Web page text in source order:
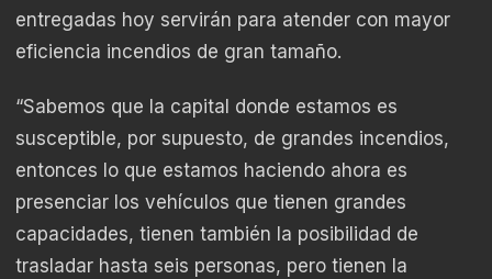
entregadas hoy servirán para atender con mayor
eficiencia incendios de gran tamaño.
“Sabemos que la capital donde estamos es
susceptible, por supuesto, de grandes incendios,
entonces lo que estamos haciendo ahora es
presenciar los vehículos que tienen grandes
capacidades, tienen también la posibilidad de
trasladar hasta seis personas, pero tienen la